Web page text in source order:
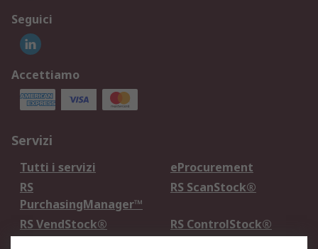
Seguici
Accettiamo
Servizi
Tutti i servizi
eProcurement
RS
PurchasingManager™
RS ScanStock®
RS VendStock®
RS ControlStock®